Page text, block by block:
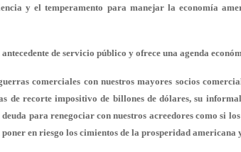
y el temperamento para manejar la economía
de servicio público y ofrece una agenda
comerciales con nuestros mayores socios
de recorte impositivo de billones de dólares, su
para renegociar con nuestros acreedores como si
poner en riesgo los cimientos de la prosperidad